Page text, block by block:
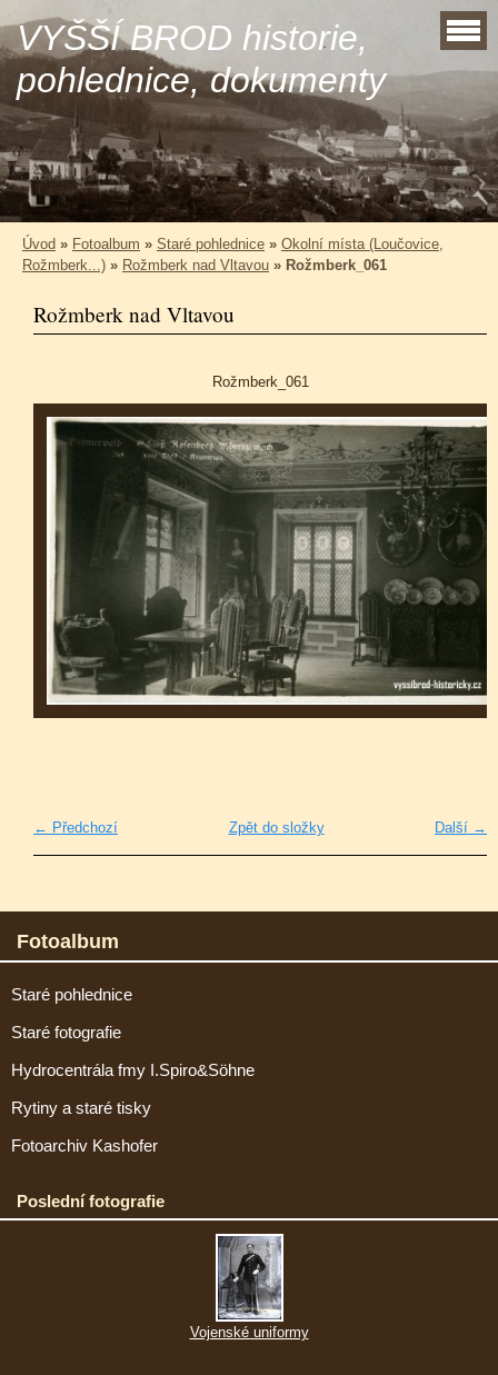
VYŠŠÍ BROD historie,
pohlednice, dokumenty
Úvod » Fotoalbum » Staré pohlednice » Okolní místa (Loučovice,
Rožmberk...) » Rožmberk nad Vltavou » Rožmberk_061
Rožmberk nad Vltavou
Rožmberk_061
← Předchozí Další →
Zpět do složky
Fotoalbum
Staré pohlednice
Staré fotografie
Hydrocentrála fmy I.Spiro&Söhne
Rytiny a staré tisky
Fotoarchiv Kashofer
Poslední fotografie
Vojenské uniformy